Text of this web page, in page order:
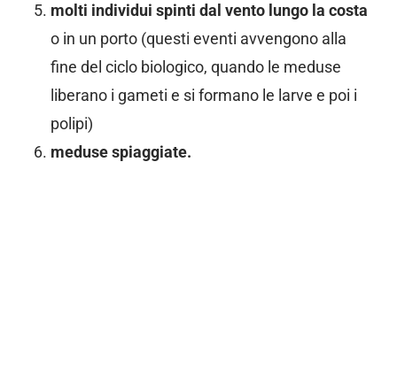
molti individui spinti dal vento lungo la costa
o in un porto (questi eventi avvengono alla
fine del ciclo biologico, quando le meduse
liberano i gameti e si formano le larve e poi i
polipi)
meduse spiaggiate.